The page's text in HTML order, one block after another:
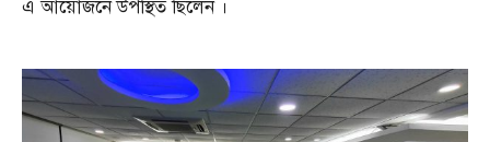
এ আয়োজনে উপস্থিত ছিলেন ।